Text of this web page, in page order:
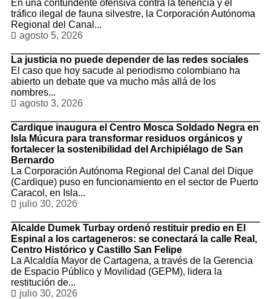
En una contundente ofensiva contra la tenencia y el
tráfico ilegal de fauna silvestre, la Corporación Autónoma
Regional del Canal...
agosto 5, 2026
La justicia no puede depender de las redes sociales
El caso que hoy sacude al periodismo colombiano ha
abierto un debate que va mucho más allá de los
nombres...
agosto 3, 2026
Cardique inaugura el Centro Mosca Soldado Negra en
Isla Múcura para transformar residuos orgánicos y
fortalecer la sostenibilidad del Archipiélago de San
Bernardo
La Corporación Autónoma Regional del Canal del Dique
(Cardique) puso en funcionamiento en el sector de Puerto
Caracol, en Isla...
julio 30, 2026
Alcalde Dumek Turbay ordenó restituir predio en El
Espinal a los cartageneros: se conectará la calle Real,
Centro Histórico y Castillo San Felipe
La Alcaldía Mayor de Cartagena, a través de la Gerencia
de Espacio Público y Movilidad (GEPM), lidera la
restitución de...
julio 30, 2026